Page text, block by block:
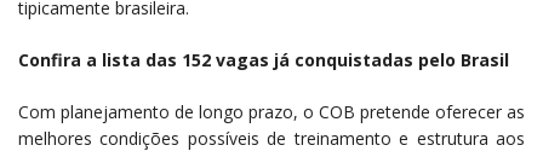
tipicamente brasileira.
Confira a lista das 152 vagas já conquistadas pelo Brasil
Com planejamento de longo prazo, o COB pretende oferecer as
melhores condições possíveis de treinamento e estrutura aos